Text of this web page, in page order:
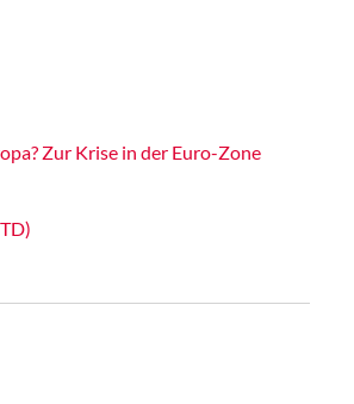
Zur Krise in der Euro-Zone